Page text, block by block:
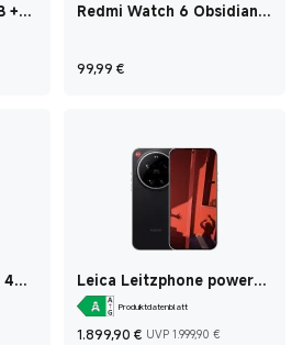
+
€599,90price 999,90 €
Redmi Watch 6 Obsidian
99,99 €
4
€179,90
Leica Leitzphone powered
by Xiaomi Black 16 GB +1
TB
Produktdatenblatt
1.899,90 € Current Price
UVP 1.999,90 €